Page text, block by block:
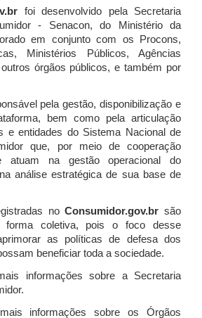
foi desenvolvido pela Secretaria
- Senacon, do Ministério da
em conjunto com os Procons,
Ministérios Públicos, Agências
órgãos públicos, e também por
pela gestão, disponibilização e
bem como pela articulação
e entidades do Sistema Nacional de
que, por meio de cooperação
atuam na gestão operacional do
análise estratégica de sua base de
noConsumidor.gov.br são
forma coletiva, pois o foco desse
as políticas de defesa dos
beneficiar toda a sociedade.
informações sobre a Secretaria
informações sobre os Órgãos